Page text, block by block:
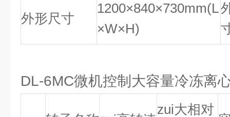
外形尺寸
1200×840×730mm(L
×W×H)
DL-6MC微机控制大容量冷冻离
zui大相对